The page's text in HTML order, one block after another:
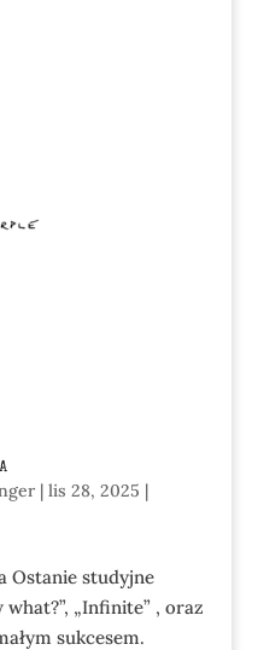
| lis 28, 2025 |
Ostanie studyjne
„Infinite” , oraz
sukcesem.